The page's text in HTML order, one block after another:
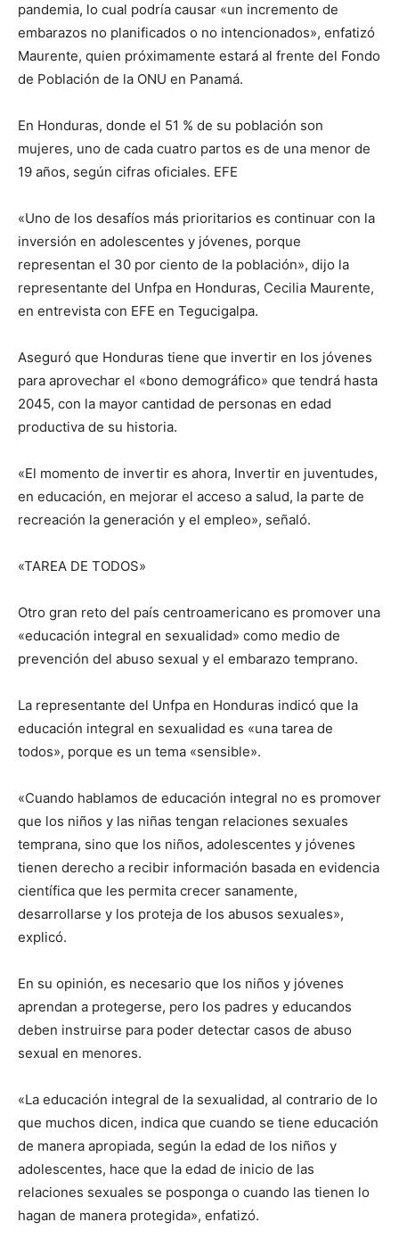
pandemia, lo cual podría causar «un incremento de
embarazos no planificados o no intencionados», enfatizó
Maurente, quien próximamente estará al frente del Fondo
de Población de la ONU en Panamá.
En Honduras, donde el 51 % de su población son
mujeres, uno de cada cuatro partos es de una menor de
19 años, según cifras oficiales. EFE
«Uno de los desafíos más prioritarios es continuar con la
inversión en adolescentes y jóvenes, porque
representan el 30 por ciento de la población», dijo la
representante del Unfpa en Honduras, Cecilia Maurente,
en entrevista con EFE en Tegucigalpa.
Aseguró que Honduras tiene que invertir en los jóvenes
para aprovechar el «bono demográfico» que tendrá hasta
2045, con la mayor cantidad de personas en edad
productiva de su historia.
«El momento de invertir es ahora, Invertir en juventudes,
en educación, en mejorar el acceso a salud, la parte de
recreación la generación y el empleo», señaló.
«TAREA DE TODOS»
Otro gran reto del país centroamericano es promover una
«educación integral en sexualidad» como medio de
prevención del abuso sexual y el embarazo temprano.
La representante del Unfpa en Honduras indicó que la
educación integral en sexualidad es «una tarea de
todos», porque es un tema «sensible».
«Cuando hablamos de educación integral no es promover
que los niños y las niñas tengan relaciones sexuales
temprana, sino que los niños, adolescentes y jóvenes
tienen derecho a recibir información basada en evidencia
científica que les permita crecer sanamente,
desarrollarse y los proteja de los abusos sexuales»,
explicó.
En su opinión, es necesario que los niños y jóvenes
aprendan a protegerse, pero los padres y educandos
deben instruirse para poder detectar casos de abuso
sexual en menores.
«La educación integral de la sexualidad, al contrario de lo
que muchos dicen, indica que cuando se tiene educación
de manera apropiada, según la edad de los niños y
adolescentes, hace que la edad de inicio de las
relaciones sexuales se posponga o cuando las tienen lo
hagan de manera protegida», enfatizó.